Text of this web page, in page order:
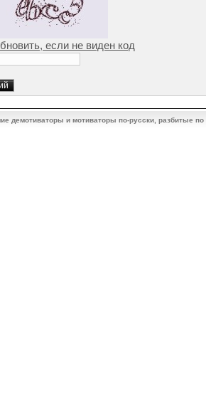
если не виден код
демотиваторы и мотиваторы по-русски, разбитые